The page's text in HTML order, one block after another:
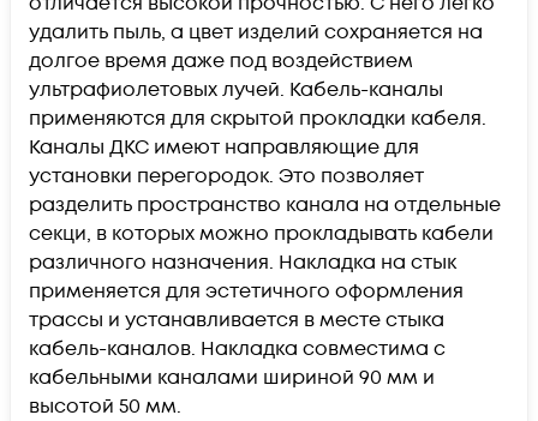
удалить пыль, а цвет изделий сохраняется на
долгое время даже под воздействием
ультрафиолетовых лучей. Кабель-каналы
применяются для скрытой прокладки кабеля.
Каналы ДКС имеют направляющие для
установки перегородок. Это позволяет
разделить пространство канала на отдельные
секци, в которых можно прокладывать кабели
различного назначения. Накладка на стык
применяется для эстетичного оформления
трассы и устанавливается в месте стыка
кабель-каналов. Накладка совместима с
кабельными каналами шириной 90 мм и
высотой 50 мм.